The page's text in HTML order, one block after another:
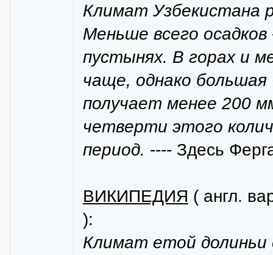
Климат Узбекистана
Меньше всего
пустынях. В горах и
чаще, однако
получает менее 200
четверти этого
период. ---- Здесь
ВИКИПЕДИЯ ( англ.
):
Климат етой